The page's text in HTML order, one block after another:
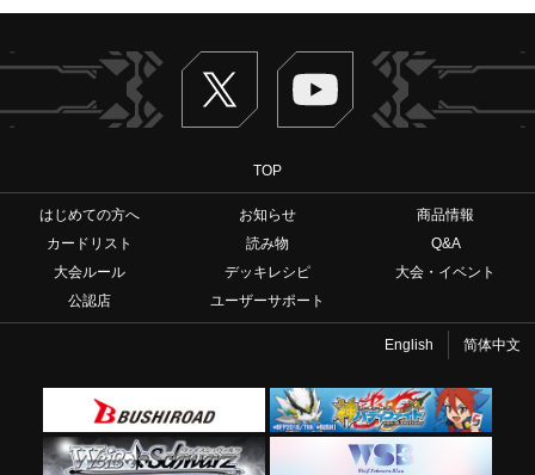
Twitter ヴァンガードch
TOP
はじめての方へ お知らせ
商品情報
カードリスト
読み物
Q&A
大会ルール
デッキレシピ
大会・イベント
公認店
ユーザーサポート
English 简体中文